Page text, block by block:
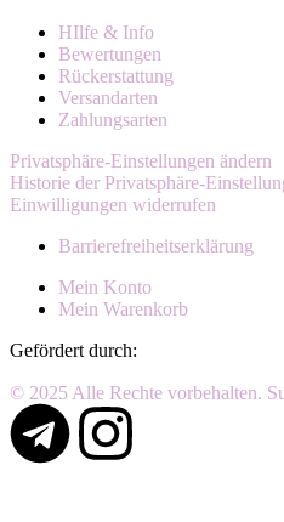
HIlfe & Info
Bewertungen
Rückerstattung
Versandarten
Zahlungsarten
Privatsphäre-Einstellungen ändern
Historie der Privatsphäre-
Einwilligungen widerrufen
Barrierefreiheitserklärung
Mein Konto
Mein Warenkorb
Gefördert durch:
© 2025 Alle Rechte vorbehalten.